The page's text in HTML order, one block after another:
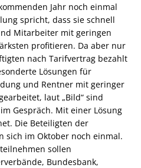
Jahr noch einmal
spricht, dass sie schnell
Mitarbeiter mit geringen
profitieren. Da aber nur
nach Tarifvertrag bezahlt
Lösungen für
und Rentner mit geringer
laut „Bild“ sind
Gespräch. Mit einer Lösung
Die Beteiligten der
sich im Oktober noch einmal.
sollen
Bundesbank,